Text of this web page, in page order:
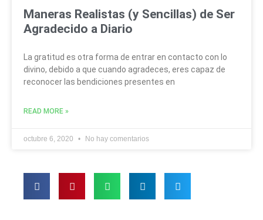
Maneras Realistas (y Sencillas) de Ser
Agradecido a Diario
La gratitud es otra forma de entrar en contacto con lo
divino, debido a que cuando agradeces, eres capaz de
reconocer las bendiciones presentes en
READ MORE »
octubre 6, 2020 No hay comentarios